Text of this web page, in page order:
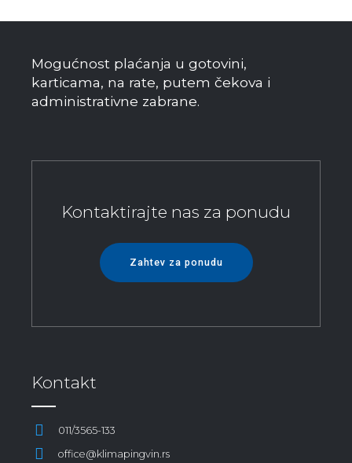
Mogućnost plaćanja u gotovini,
karticama, na rate, putem čekova i
administrativne zabrane.
Kontaktirajte nas za ponudu
Zahtev za ponudu
Kontakt
011/3565-133
office@klimapingvin.rs